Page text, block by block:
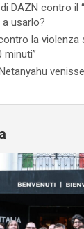
DAZN contro il
usarlo?
la violenza
minuti”